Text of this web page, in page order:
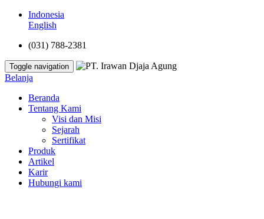
Indonesia
English
(031) 788-2381
Toggle navigation
Belanja
Beranda
Tentang Kami
Visi dan Misi
Sejarah
Sertifikat
Produk
Artikel
Karir
Hubungi kami